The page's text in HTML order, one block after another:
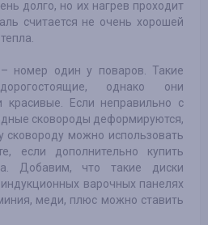
долго, но их нагрев проходит
считается не очень хорошей
– номер один у поваров. Такие
однако они
красивые. Если неправильно с
сковороды деформируются,
сковороду можно использовать
если дополнительно купить
Добавим, что такие диски
варочных панелях
меди, плюс можно ставить